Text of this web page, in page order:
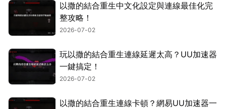
以撒的結合重生中文化設定與連線最佳化完
整攻略！
2026-07-02
玩以撒的結合重生連線延遲太高？UU加速器
一鍵搞定！
2026-07-02
以撒的結合重生連線卡頓？網易UU加速器一